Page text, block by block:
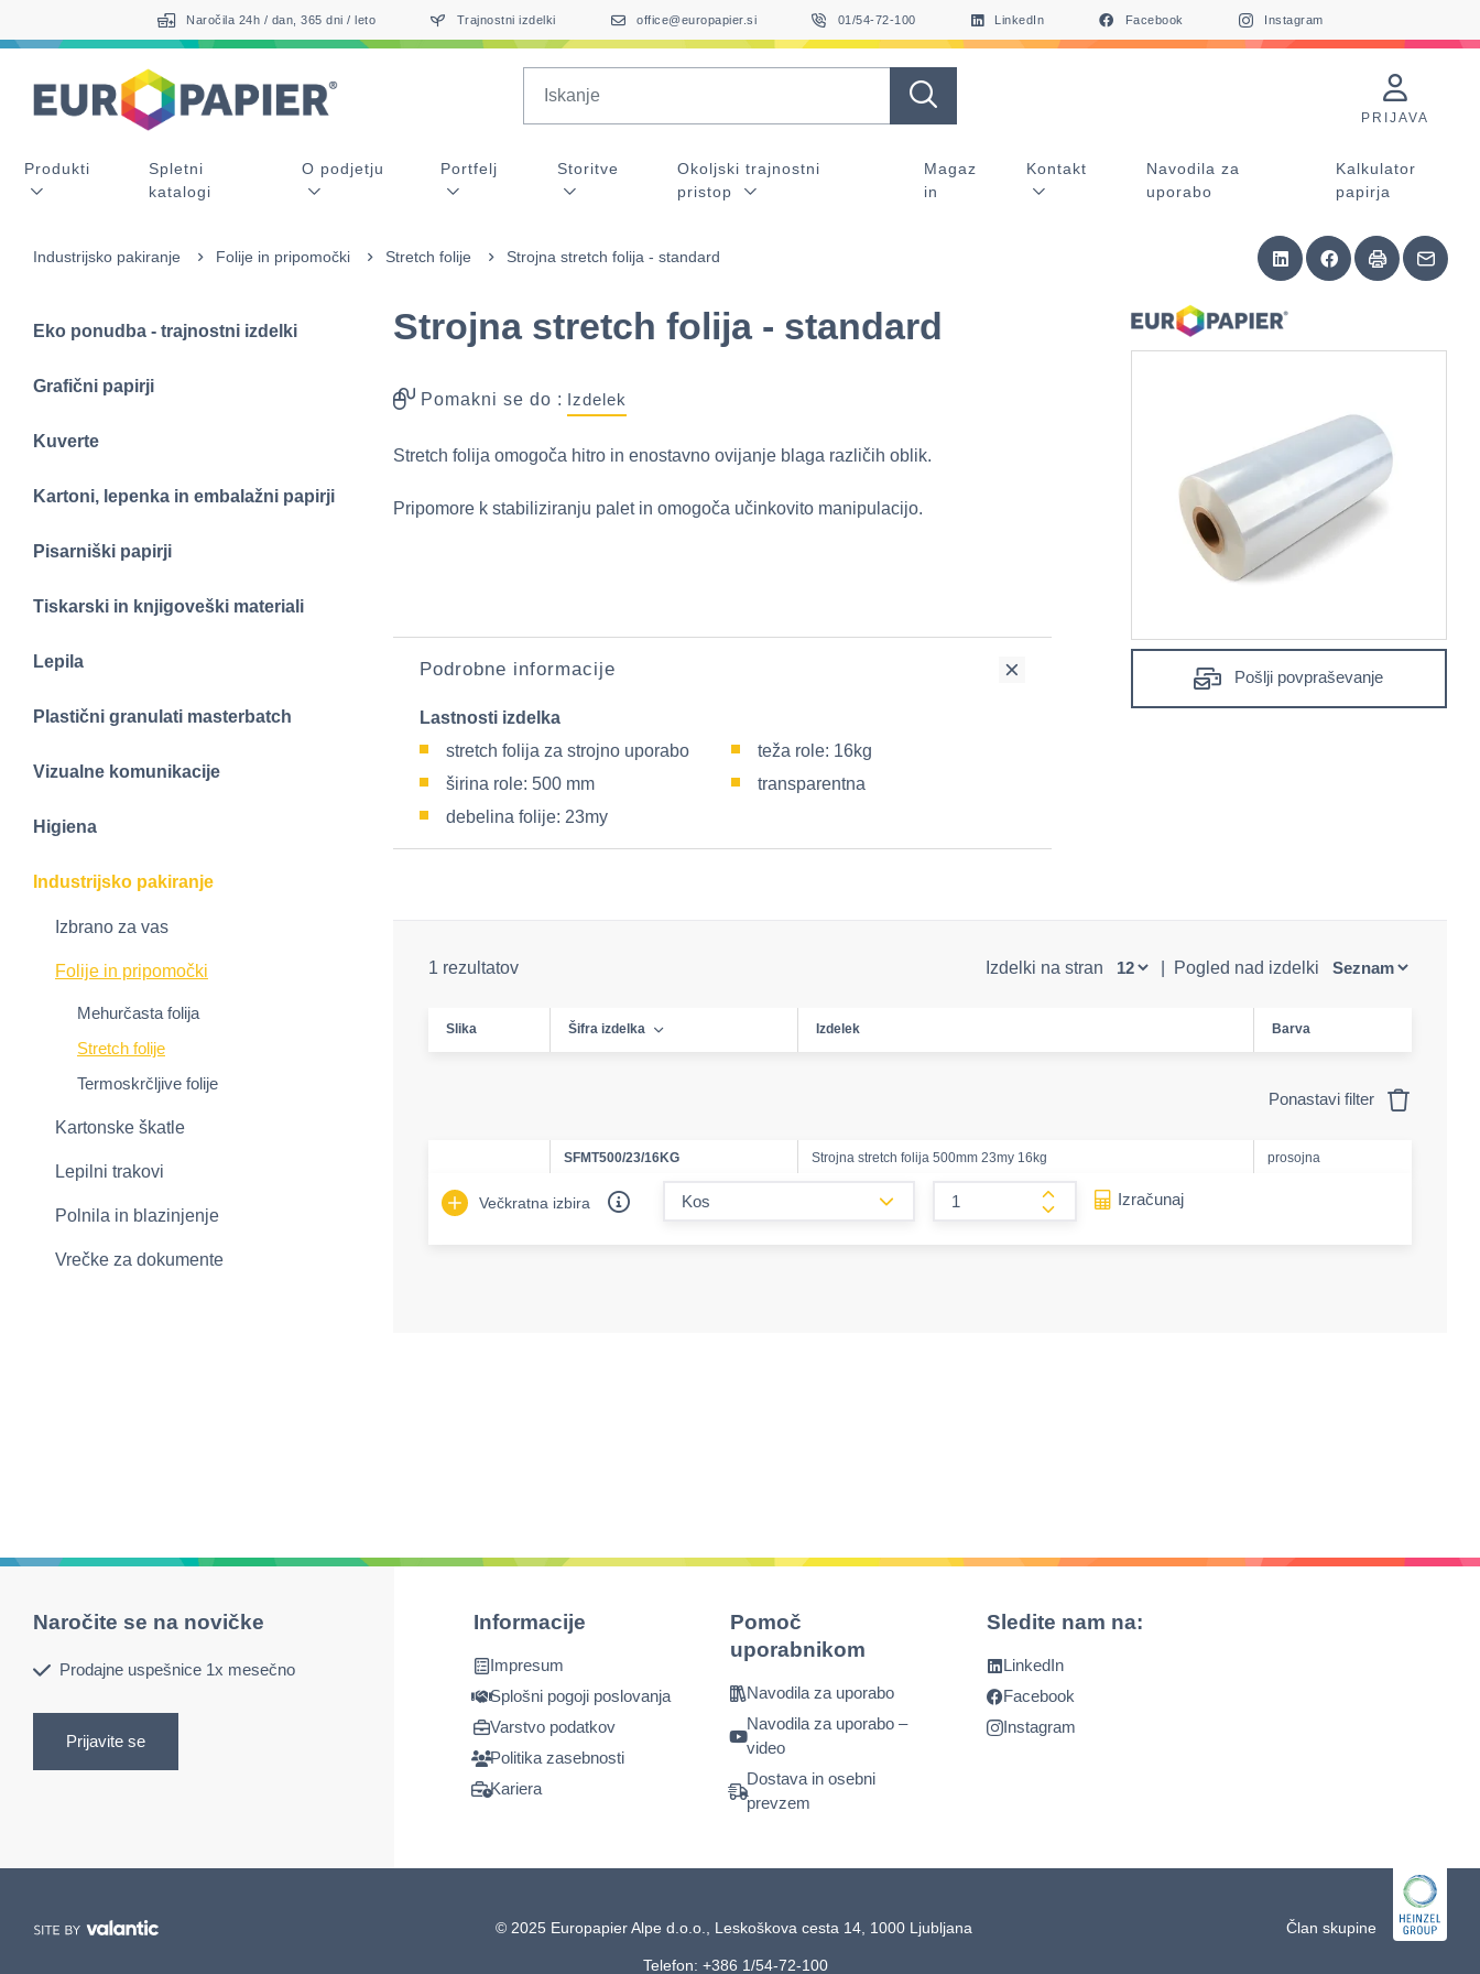
sr.skip-to.main-content
sr.skip-to.table-of-contents
sr.skip-to.main-navigationNaročila 24h / dan, 365 dni / leto Trajnostni izdelki office@europapier.si 01/54-72-100 LinkedIn Facebook Instagram
PRIJAVA
Produkti
Spletni
katalogi
O podjetju Portfelj Storitve
Okoljski trajnostni
pristop
Magaz
in
Kontakt
Navodila za
uporabo
Kalkulator
papirja
Industrijsko pakiranje Folije in pripomočki Stretch folije Strojna stretch folija - standard
Eko ponudba - trajnostni izdelki
Grafični papirji
Kuverte
Kartoni, lepenka in embalažni papirji
Pisarniški papirji
Tiskarski in knjigoveški materiali
Lepila
Plastični granulati masterbatch
Vizualne komunikacije
Higiena
Industrijsko pakiranje
Izbrano za vas
Folije in pripomočki
Mehurčasta folija
Stretch folije
Termoskrčljive folije
Kartonske škatle
Lepilni trakovi
Polnila in blazinjenje
Vrečke za dokumente
Strojna stretch folija - standard
Pomakni se do : Izdelek
Stretch folija omogoča hitro in enostavno ovijanje blaga različih oblik.
Pripomore k stabiliziranju palet in omogoča učinkovito manipulacijo.
Podrobne informacije
Lastnosti izdelka
stretch folija za strojno uporabo
širina role: 500 mm
debelina folije: 23my
teža role: 16kg
transparentna
Pošlji povpraševanje
1 rezultatov Izdelki na stran Pogled nad izdelki
Slika Šifra izdelka Izdelek Barva
Ponastavi filter
SFMT500/23/16KG Strojna stretch folija 500mm 23my 16kg prosojna
Večkratna izbira
form.increase-amount
Izračunaj
Naročite se na novičke
Prodajne uspešnice 1x mesečno
Prijavite se
Informacije
Impresum
Splošni pogoji poslovanja
Varstvo podatkov
Politika zasebnosti
Kariera
Pomoč
uporabnikom
Navodila za uporabo
Navodila za uporabo –
video
Dostava in osebni
prevzem
Sledite nam na:
LinkedIn
Facebook
Instagram
© 2025 Europapier Alpe d.o.o., Leskoškova cesta 14, 1000 Ljubljana
Telefon: +386 1/54-72-100
Član skupine